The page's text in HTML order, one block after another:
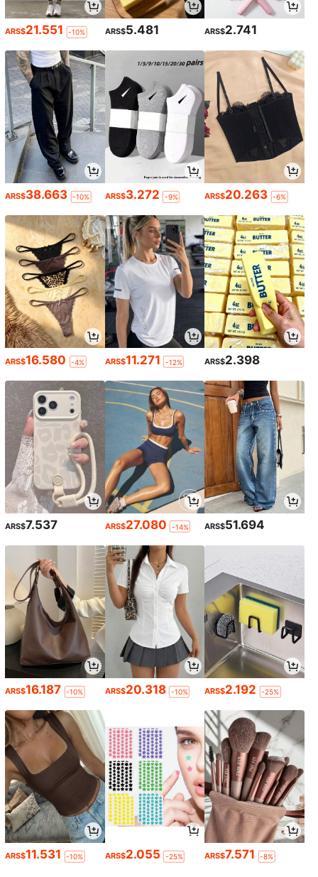
ARS$21.551 -10% ARS$5.481 ARS$2.741
ARS$38.663 -10% ARS$3.272 -9% ARS$20.263 -6%
ARS$16.580 -4% ARS$11.271 -12% ARS$2.398
ARS$7.537 ARS$27.080 -14% ARS$51.694
ARS$16.187 -10% ARS$20.318 -10% ARS$2.192 -25%
ARS$11.531 -10% ARS$2.055 -25% ARS$7.571 -8%